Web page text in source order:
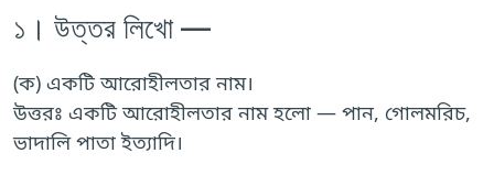
১। উত্তর লিখো —
(ক) একটি আরোহীলতার নাম।
উত্তরঃ একটি আরোহীলতার নাম হলো — পান, গোলমরিচ,
ভাদালি পাতা ইত্যাদি।